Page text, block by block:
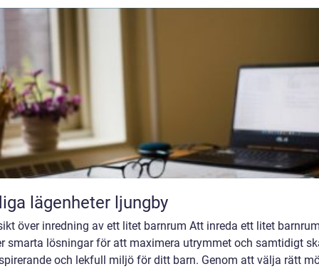
lägenheter ljungby
över inredning av ett litet barnrum Att inreda ett litet
smarta lösningar för att maximera utrymmet och samtidigt
och lekfull miljö för ditt barn. Genom att välja rätt